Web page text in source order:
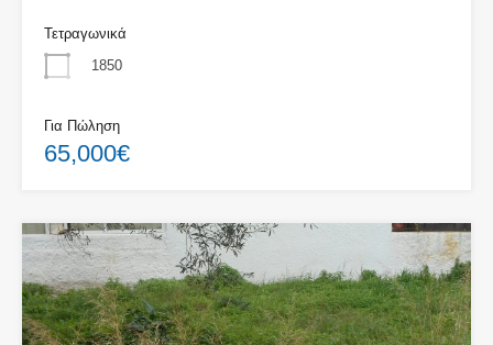
Τετραγωνικά
1850
Για Πώληση
65,000€